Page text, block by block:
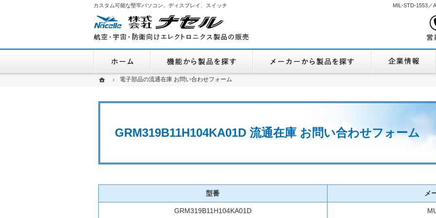
ホーム電子部品の流通在庫 お問い合わせフォーム
GRM319B11H104KA01D 流通在庫 お問い合わせフォーム
MIL-STD-1553／
カスタム可能な堅牢パソコン、ディスプレイ、スイッチ
型番 メ
GRM319B11H104KA01D
ホーム電子部品の流通在庫 お問い合わせフォーム